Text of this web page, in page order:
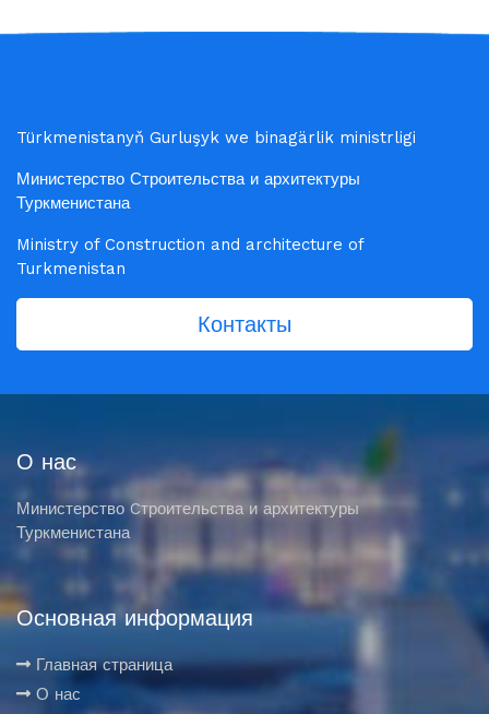
Türkmenistanyň Gurluşyk we binagärlik ministrligi
Министерство Строительства и архитектуры
Туркменистана
Ministry of Construction and architecture of
Turkmenistan
Контакты
О нас
Министерство Cтроительства и архитектуры
Туркменистана
Основная информация
Главная страница
О нас